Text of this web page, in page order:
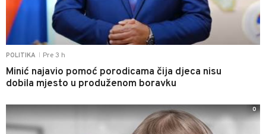
POLITIKA Pre 3 h
Minić najavio pomoć porodicama čija djeca nisu
dobila mjesto u produženom boravku
0